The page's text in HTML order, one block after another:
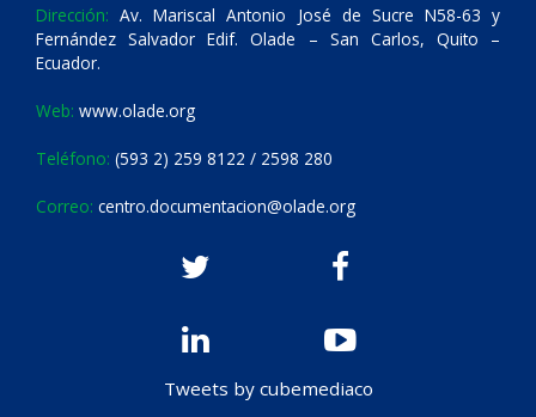
Dirección: Av. Mariscal Antonio José de Sucre N58-63 y
Fernández Salvador Edif. Olade – San Carlos, Quito –
Ecuador.
Web: www.olade.org
Teléfono: (593 2) 259 8122 / 2598 280
Correo: centro.documentacion@olade.org
Tweets by cubemediaco